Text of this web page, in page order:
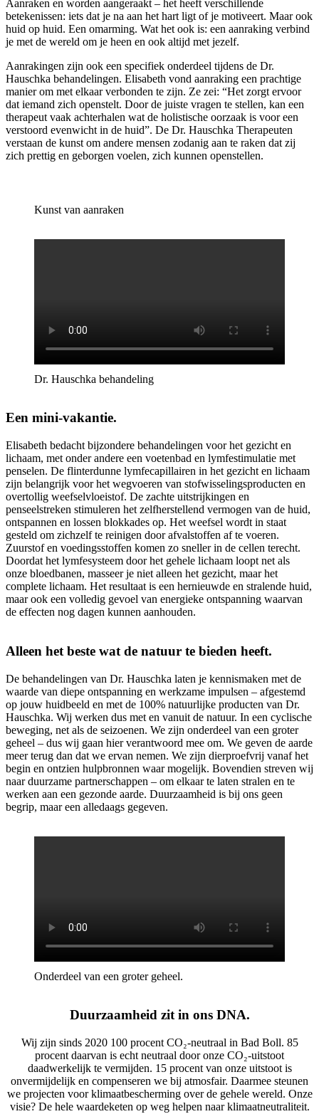
Aanraken en worden aangeraakt – het heeft verschillende
betekenissen: iets dat je na aan het hart ligt of je motiveert. Maar ook
huid op huid. Een omarming. Wat het ook is: een aanraking verbind
je met de wereld om je heen en ook altijd met jezelf.
Aanrakingen zijn ook een specifiek onderdeel tijdens de Dr.
Hauschka behandelingen. Elisabeth vond aanraking een prachtige
manier om met elkaar verbonden te zijn. Ze zei: “Het zorgt ervoor
dat iemand zich openstelt. Door de juiste vragen te stellen, kan een
therapeut vaak achterhalen wat de holistische oorzaak is voor een
verstoord evenwicht in de huid”. De Dr. Hauschka Therapeuten
verstaan de kunst om andere mensen zodanig aan te raken dat zij
zich prettig en geborgen voelen, zich kunnen openstellen.
Kunst van aanraken
Dr. Hauschka behandeling
Een mini-vakantie.
Elisabeth bedacht bijzondere behandelingen voor het gezicht en
lichaam, met onder andere een voetenbad en lymfestimulatie met
penselen. De flinterdunne lymfecapillairen in het gezicht en lichaam
zijn belangrijk voor het wegvoeren van stofwisselingsproducten en
overtollig weefselvloeistof. De zachte uitstrijkingen en
penseelstreken stimuleren het zelfherstellend vermogen van de huid,
ontspannen en lossen blokkades op. Het weefsel wordt in staat
gesteld om zichzelf te reinigen door afvalstoffen af te voeren.
Zuurstof en voedingsstoffen komen zo sneller in de cellen terecht.
Doordat het lymfesysteem door het gehele lichaam loopt net als
onze bloedbanen, masseer je niet alleen het gezicht, maar het
complete lichaam. Het resultaat is een hernieuwde en stralende huid,
maar ook een volledig gevoel van energieke ontspanning waarvan
de effecten nog dagen kunnen aanhouden.
Alleen het beste wat de natuur te bieden heeft.
De behandelingen van Dr. Hauschka laten je kennismaken met de
waarde van diepe ontspanning en werkzame impulsen – afgestemd
op jouw huidbeeld en met de 100% natuurlijke producten van Dr.
Hauschka. Wij werken dus met en vanuit de natuur. In een cyclische
beweging, net als de seizoenen. We zijn onderdeel van een groter
geheel – dus wij gaan hier verantwoord mee om. We geven de aarde
meer terug dan dat we ervan nemen. We zijn dierproefvrij vanaf het
begin en ontzien hulpbronnen waar mogelijk. Bovendien streven wij
naar duurzame partnerschappen – om elkaar te laten stralen en te
werken aan een gezonde aarde. Duurzaamheid is bij ons geen
begrip, maar een alledaags gegeven.
Onderdeel van een groter geheel.
Duurzaamheid zit in ons DNA.
Wij zijn sinds 2020 100 procent CO₂-neutraal in Bad Boll. 85
procent daarvan is echt neutraal door onze CO₂-uitstoot
daadwerkelijk te vermijden. 15 procent van onze uitstoot is
onvermijdelijk en compenseren we bij atmosfair. Daarmee steunen
we projecten voor klimaatbescherming over de gehele wereld. Onze
visie? De hele waardeketen op weg helpen naar klimaatneutraliteit.